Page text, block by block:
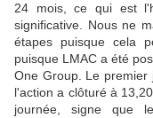
24 mois, ce qui est
significative. Nous ne
étapes puisque cela
puisque LMAC a été
One Group. Le
l'action a clôturé à
journée, signe que